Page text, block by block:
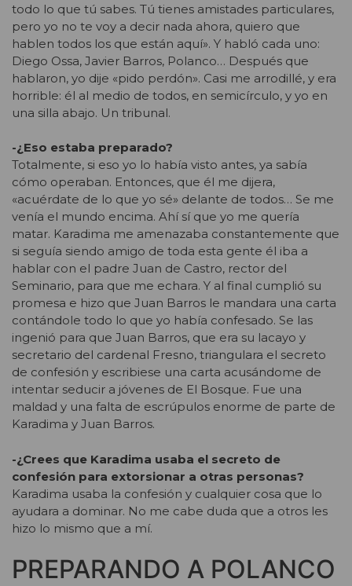
todo lo que tú sabes. Tú tienes amistades particulares,
pero yo no te voy a decir nada ahora, quiero que
hablen todos los que están aquí». Y habló cada uno:
Diego Ossa, Javier Barros, Polanco… Después que
hablaron, yo dije «pido perdón». Casi me arrodillé, y era
horrible: él al medio de todos, en semicírculo, y yo en
una silla abajo. Un tribunal.
-¿Eso estaba preparado?
Totalmente, si eso yo lo había visto antes, ya sabía
cómo operaban. Entonces, que él me dijera,
«acuérdate de lo que yo sé» delante de todos… Se me
venía el mundo encima. Ahí sí que yo me quería
matar. Karadima me amenazaba constantemente que
si seguía siendo amigo de toda esta gente él iba a
hablar con el padre Juan de Castro, rector del
Seminario, para que me echara. Y al final cumplió su
promesa e hizo que Juan Barros le mandara una carta
contándole todo lo que yo había confesado. Se las
ingenió para que Juan Barros, que era su lacayo y
secretario del cardenal Fresno, triangulara el secreto
de confesión y escribiese una carta acusándome de
intentar seducir a jóvenes de El Bosque. Fue una
maldad y una falta de escrúpulos enorme de parte de
Karadima y Juan Barros.
-¿Crees que Karadima usaba el secreto de
confesión para extorsionar a otras personas?
Karadima usaba la confesión y cualquier cosa que lo
ayudara a dominar. No me cabe duda que a otros les
hizo lo mismo que a mí.
PREPARANDO A POLANCO